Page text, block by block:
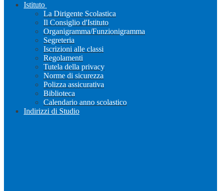
Istituto
La Dirigente Scolastica
Il Consiglio d'Istituto
Organigramma/Funzionigramma
Segreteria
Iscrizioni alle classi
Regolamenti
Tutela della privacy
Norme di sicurezza
Polizza assicurativa
Biblioteca
Calendario anno scolastico
Indirizzi di Studio